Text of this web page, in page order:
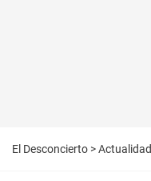
El Desconcierto >Actualidad